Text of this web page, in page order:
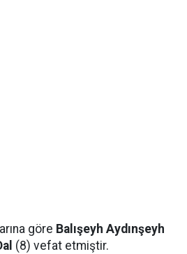
göre Balışeyh Aydınşeyh
(8) vefat etmiştir.